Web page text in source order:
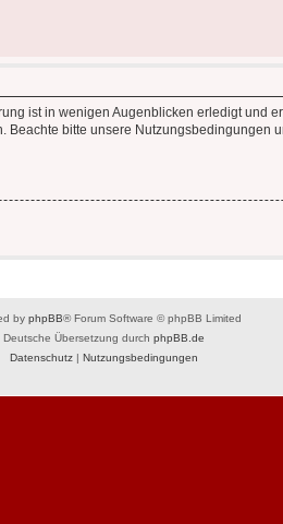
ist in wenigen Augenblicken erledigt und
bitte unsere Nutzungsbedingungen
by phpBB® Forum Software © phpBB Limited
Deutsche Übersetzung durch phpBB.de
Datenschutz| Nutzungsbedingungen